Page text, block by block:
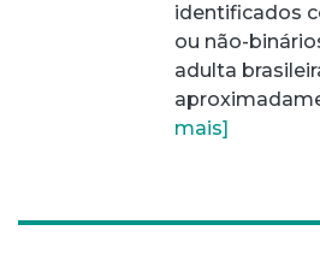
identificados
ou não-
adulta
mais]